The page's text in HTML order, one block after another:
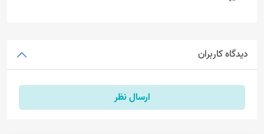
دیدگاه کاربران
ارسال نظر